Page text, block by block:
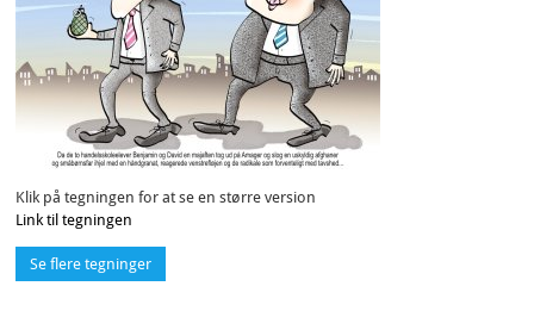
Klik på tegningen for at se en større version
Link til tegningen
Se flere tegninger